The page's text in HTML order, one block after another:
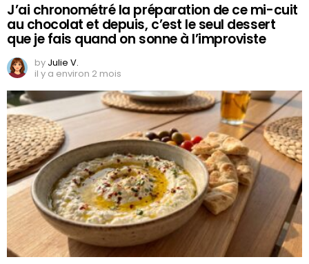
J’ai chronométré la préparation de ce mi-cuit
au chocolat et depuis, c’est le seul dessert
que je fais quand on sonne à l’improviste
by Julie V.
il y a environ 2 mois